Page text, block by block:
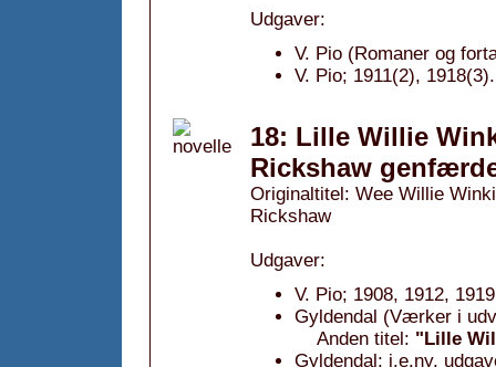
Udgaver:
V. Pio (Romaner og
V. Pio; 1911(2), 1918(3).
18: Lille Willie
Rickshaw
Originaltitel: Wee Willie
Rickshaw
Udgaver:
V. Pio; 1908, 1912,
Gyldendal (Værker i
Anden titel: "Lille
Gyldendal; i.e.ny.